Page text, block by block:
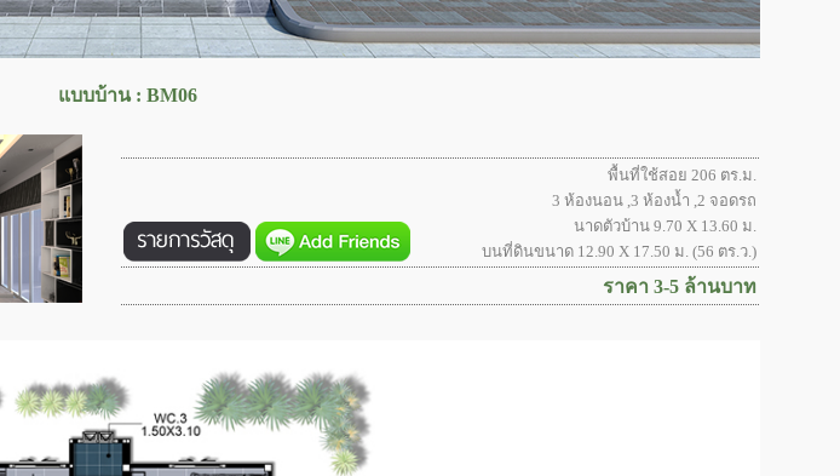
แบบบ้าน : BM06
พื้นที่ใช้สอย 206 ตร.ม.
3 ห้องนอน ,3 ห้องน้ำ ,2 จอดรถ
นาดตัวบ้าน 9.70 X 13.60 ม.
บนที่ดินขนาด 12.90 X 17.50 ม. (56 ตร.ว.)
ราคา 3-5 ล้านบาท